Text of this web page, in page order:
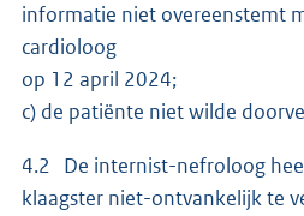
informatie niet overeenstemt
cardioloog
op 12 april 2024;
c) de patiënte niet wilde
4.2 De internist-nefroloog
klaagster niet-ontvankelijk te